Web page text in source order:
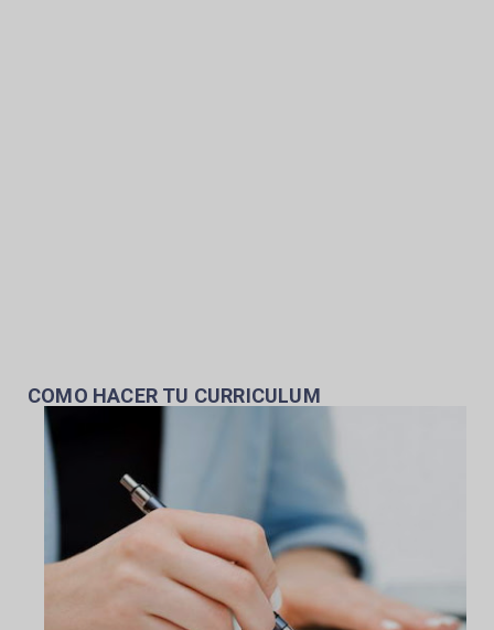
COMO HACER TU CURRICULUM